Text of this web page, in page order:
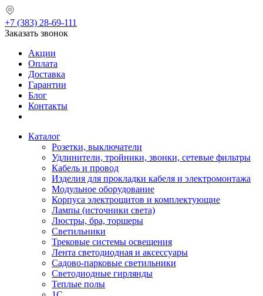
+7 (383) 28-69-111
Заказать звонок
Акции
Оплата
Доставка
Гарантии
Блог
Контакты
Каталог
Розетки, выключатели
Удлинители, тройники, звонки, сетевые фильтры
Кабель и провод
Изделия для прокладки кабеля и электромонтажа
Модульное оборудование
Корпуса электрощитов и комплектующие
Лампы (источники света)
Люстры, бра, торшеры
Светильники
Трековые системы освещения
Лента светодиодная и аксессуары
Садово-парковые светильники
Светодиодные гирлянды
Теплые полы